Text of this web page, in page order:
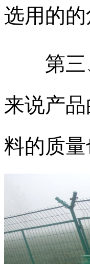
选用的
第三
来说产
料的质